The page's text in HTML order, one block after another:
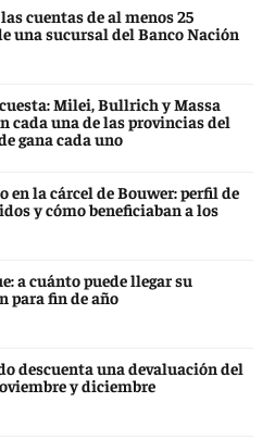
cuentas de al menos 25
una sucursal del Banco Nación
Milei, Bullrich y Massa
cada una de las provincias del
gana cada uno
en la cárcel de Bouwer: perfil de
y cómo beneficiaban a los
a cuánto puede llegar su
para fin de año
descuenta una devaluación del
y diciembre